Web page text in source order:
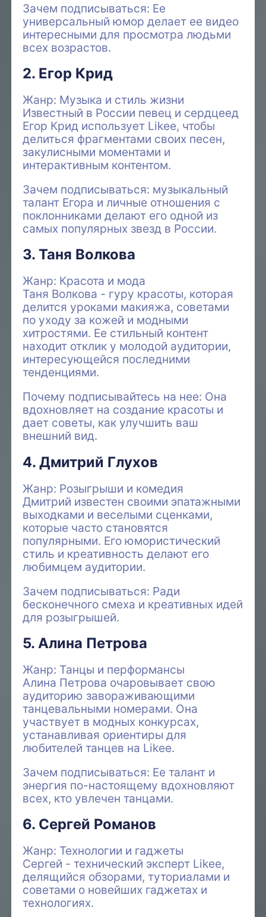
Зачем подписываться: Ее
универсальный юмор делает ее видео
интересными для просмотра людьми
всех возрастов.
2. Егор Крид
Жанр: Музыка и стиль жизни
Известный в России певец и сердцеед
Егор Крид использует Likee, чтобы
делиться фрагментами своих песен,
закулисными моментами и
интерактивным контентом.
Зачем подписываться: музыкальный
талант Егора и личные отношения с
поклонниками делают его одной из
самых популярных звезд в России.
3. Таня Волкова
Жанр: Красота и мода
Таня Волкова - гуру красоты, которая
делится уроками макияжа, советами
по уходу за кожей и модными
хитростями. Ее стильный контент
находит отклик у молодой аудитории,
интересующейся последними
тенденциями.
Почему подписывайтесь на нее: Она
вдохновляет на создание красоты и
дает советы, как улучшить ваш
внешний вид.
4. Дмитрий Глухов
Жанр: Розыгрыши и комедия
Дмитрий известен своими эпатажными
выходками и веселыми сценками,
которые часто становятся
популярными. Его юмористический
стиль и креативность делают его
любимцем аудитории.
Зачем подписываться: Ради
бесконечного смеха и креативных идей
для розыгрышей.
5. Алина Петрова
Жанр: Танцы и перформансы
Алина Петрова очаровывает свою
аудиторию завораживающими
танцевальными номерами. Она
участвует в модных конкурсах,
устанавливая ориентиры для
любителей танцев на Likee.
Зачем подписываться: Ее талант и
энергия по-настоящему вдохновляют
всех, кто увлечен танцами.
6. Сергей Романов
Жанр: Технологии и гаджеты
Сергей - технический эксперт Likee,
делящийся обзорами, туториалами и
советами о новейших гаджетах и
технологиях.